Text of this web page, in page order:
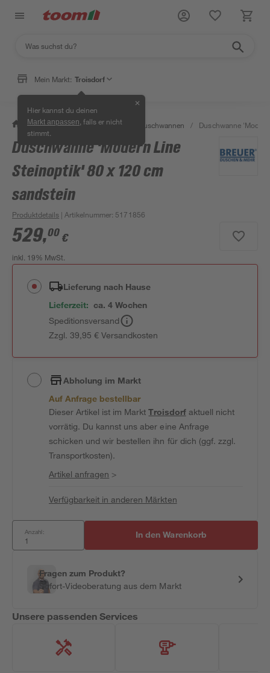
Mein Markt: Troisdorf
Hier kannst du deinen
Markt anpassen , falls er nicht
stimmt.
✕
/ Bad & Sanitär / Duschen Duschwannen / Duschwanne
Duschwanne 'Modern Line
Steinoptik' 80 x 120 cm
sandstein
Produktdetails | Artikelnummer: 5171856
529,00 €
inkl. 19% MwSt.
Lieferung nach Hause
Lieferzeit: ca. 4 Wochen
Speditionsversand
Zzgl. 39,95 € Versandkosten
Abholung im Markt
Auf Anfrage bestellbar
Dieser Artikel ist im MarktTroisdorfaktuell nicht
vorrätig. Du kannst uns aber eine Anfrage
schicken und wir bestellen ihn für dich (ggf. zzgl.
Transportkosten).
Artikel anfragen >
Verfügbarkeit in anderen Märkten
Anzahl: In den Warenkorb
Fragen zum Produkt?
Sofort-Videoberatung aus dem Markt
Unsere passenden Services